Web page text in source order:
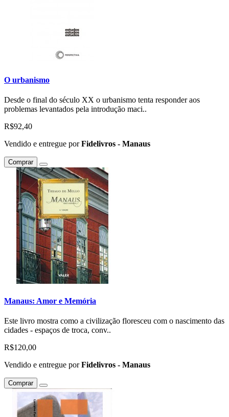
O urbanismo
Desde o final do século XX o urbanismo tenta responder aos
problemas levantados pela introdução maci..
R$92,40
Vendido e entregue porFidelivros - Manaus
Comprar
Manaus: Amor e Memória
Este livro mostra como a civilização floresceu com o nascimento das
cidades - espaços de troca, conv..
R$120,00
Vendido e entregue porFidelivros - Manaus
Comprar